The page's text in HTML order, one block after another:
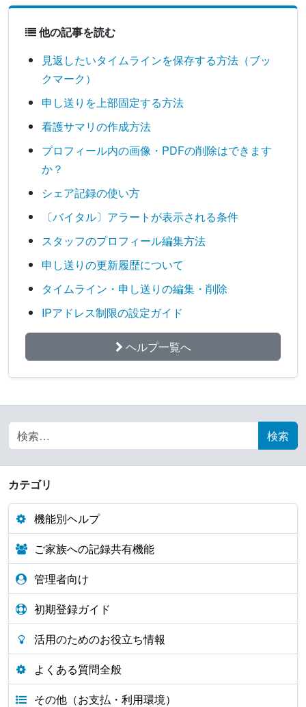
Search for:
カテゴリ
機能別ヘルプ
ご家族への記録共有機能
管理者向け
初期登録ガイド
活用のためのお役立ち情報
よくある質問全般
その他（お支払・利用環境）
他の記事を読む
見返したいタイムラインを保存する方法（ブッ
クマーク）
申し送りを上部固定する方法
看護サマリの作成方法
プロフィール内の画像・PDFの削除はできます
か？
シェア記録の使い方
〔バイタル〕アラートが表示される条件
スタッフのプロフィール編集方法
申し送りの更新履歴について
タイムライン・申し送りの編集・削除
IPアドレス制限の設定ガイド
ヘルプ一覧へ